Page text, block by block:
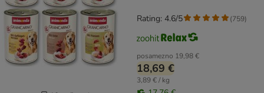
posamezno 19,98 €
18,69 €
3,89 € / kg
Rating: 4.6/5 (759)